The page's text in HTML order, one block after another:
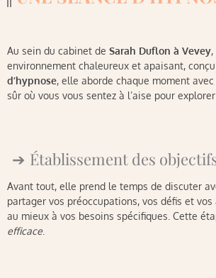
Au sein du cabinet de Sarah Duflon à Vevey
environnement chaleureux et apaisant,
d’hypnose, elle aborde chaque moment
sûr où vous vous sentez à l’aise pour
Établissement des
Avant tout, elle prend le temps de discuter
partager vos préoccupations, vos défis et
au mieux à vos besoins spécifiques. Cette
efficace